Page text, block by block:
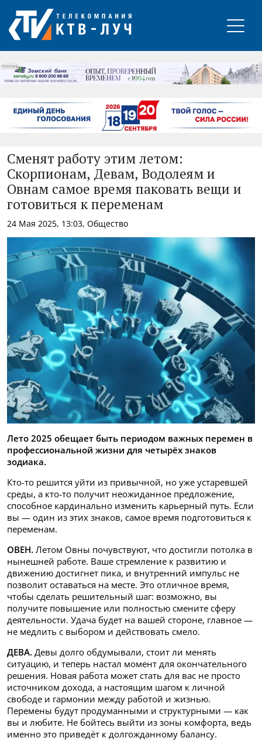
РЕКЛАМА
Сменят работу этим летом:
Скорпионам, Девам, Водолеям и
Овнам самое время паковать вещи и
готовиться к переменам
24 Мая 2025, 13:03, Общество
Лето 2025 обещает быть периодом важных перемен в
профессиональной жизни для четырёх знаков
зодиака.
Кто-то решится уйти из привычной, но уже устаревшей
среды, а кто-то получит неожиданное предложение,
способное кардинально изменить карьерный путь. Если
вы — один из этих знаков, самое время подготовиться к
переменам.
ОВЕН. Летом Овны почувствуют, что достигли потолка в
нынешней работе. Ваше стремление к развитию и
движению достигнет пика, и внутренний импульс не
позволит оставаться на месте. Это отличное время,
чтобы сделать решительный шаг: возможно, вы
получите повышение или полностью смените сферу
деятельности. Удача будет на вашей стороне, главное —
не медлить с выбором и действовать смело.
ДЕВА. Девы долго обдумывали, стоит ли менять
ситуацию, и теперь настал момент для окончательного
решения. Новая работа может стать для вас не просто
источником дохода, а настоящим шагом к личной
свободе и гармонии между работой и жизнью.
Перемены будут продуманными и структурными — как
вы и любите. Не бойтесь выйти из зоны комфорта, ведь
именно это приведёт к долгожданному балансу.